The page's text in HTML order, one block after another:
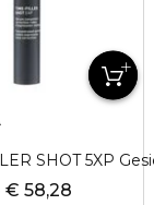
SHOT 5XP
€ 58,28